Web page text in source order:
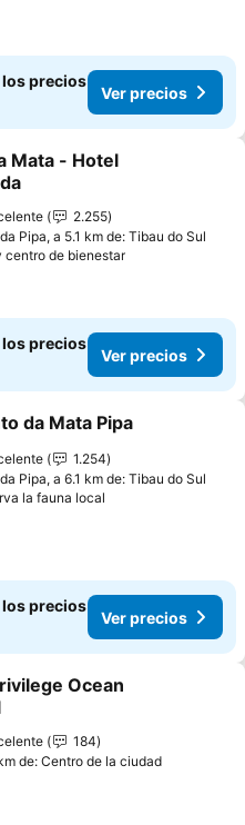
los precios
Ver precios
a favoritos
Mata - Hotel
2.255
Pipa, a 5.1 km de: Tibau do Sul
centro de bienestar
los precios
Ver precios
a favoritos
da Mata Pipa
1.254
Pipa, a 6.1 km de: Tibau do Sul
la fauna local
los precios
Ver precios
a favoritos
Ocean
184
de: Centro de la ciudad